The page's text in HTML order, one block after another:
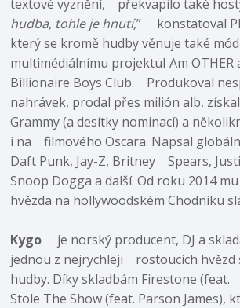
textové vyznění, překvapilo také
hudba, tohle je hnutí,” konstatoval
který se kromě hudby věnuje také
multimédiálnímu projektuI Am OTHER
Billionaire Boys Club. Produkoval
nahrávek, prodal přes milión alb,
Grammy (a desítky nominací) a
i na filmového Oscara. Napsal
Daft Punk, Jay-Z, Britney Spears,
Snoop Dogga a další. Od roku 2014
hvězda na hollywoodském Chodníku
Kygo
je norský producent, DJ a
jednou z nejrychleji rostoucích hvězd
hudby. Díky skladbám Firestone (feat.
Stole The Show (feat. Parson James),